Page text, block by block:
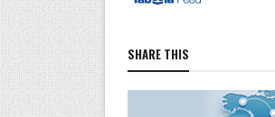
SHARE THIS